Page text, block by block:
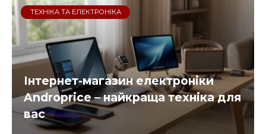
ТЕХНІКА ТА ЕЛЕКТРОНІКА
Інтернет-магазин електроніки
Androprice – найкраща техніка для
вас